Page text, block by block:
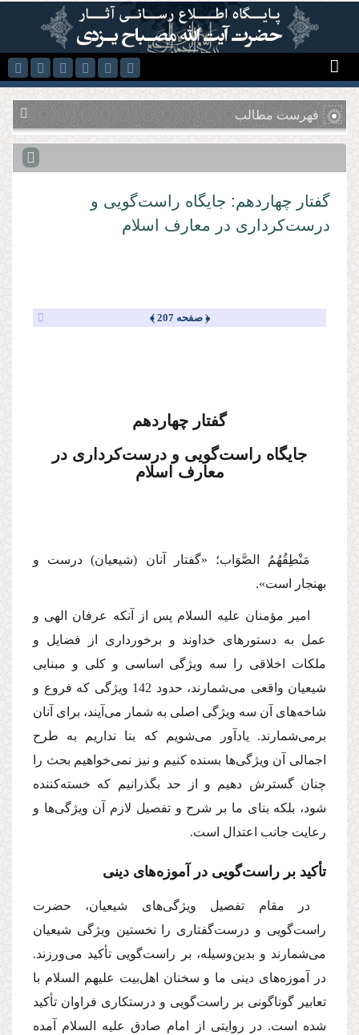
رفتن به محتوای اصلی
فهرست مطالب
گفتار چهاردهم: جایگاه راست‌گویی و
درست‌كرداری در معارف اسلام
﴿ صفحه 207 ﴾
گفتار چهاردهم
جایگاه راست‌گویی و درست‌كرداری در
معارف اسلام
مَنْطِقُهُمُ الصَّوَاب؛
«گفتار آنان (شیعیان) درست و
بهنجار است».
امیر مؤمنان علیه السلام پس از آنكه عرفان الهی و
عمل به دستورهای خداوند و برخورداری از فضایل و
ملكات اخلاقی را سه ویژگی اساسی و كلی و مبنایی
شیعیان واقعی می‌شمارند، حدود 142 ویژگی كه فروع و
شاخه‌های آن سه ویژگی اصلی به شمار می‌آیند، برای آنان
بر‌می‌شمارند. یاد‌آور می‌شویم كه بنا نداریم به طرح
اجمالی آن ویژگی‌ها بسنده كنیم و نیز نمی‌خواهیم بحث را
چنان گسترش دهیم و از حد بگذرانیم كه خسته‌كننده
شود، بلكه بنای ما بر شرح و تفصیل لازم آن ویژگی‌ها و
رعایت جانب اعتدال است.
تأكید بر راست‌گویی در آموزه‌های دینی
در مقام تفصیل ویژگی‌های شیعیان، حضرت
راست‌گویی و درست‌گفتاری را نخستین ویژگی شیعیان
می‌شمارند و بدین‌وسیله، بر راست‌گویی تأكید می‌ورزند.
در آموزه‌های دینی ما و سخنان اهل‌بیت علیهم السلام با
تعابیر گوناگونی بر راست‌گویی و درستكاری فراوان تأكید
شده است. در روایتی از امام صادق علیه السلام آمده